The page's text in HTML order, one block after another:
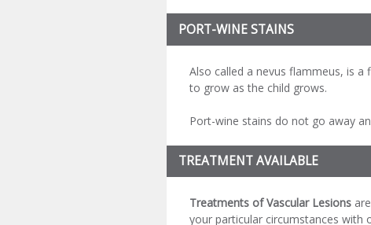
PORT-WINE STAINS
Also called a nevus flammeus, is
to grow as the child grows.
Port-wine stains do not go away
TREATMENT AVAILABLE
Treatments of Vascular Lesionsare
your particular circumstances with